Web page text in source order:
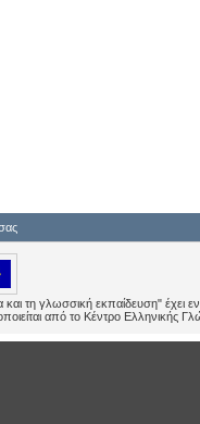
τη γλωσσική εκπαίδευση" έχει
από το Κέντρο Ελληνικής